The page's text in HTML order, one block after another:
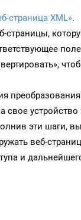
страница XML».
страницы,
свое
эти шаги,
веб-
и